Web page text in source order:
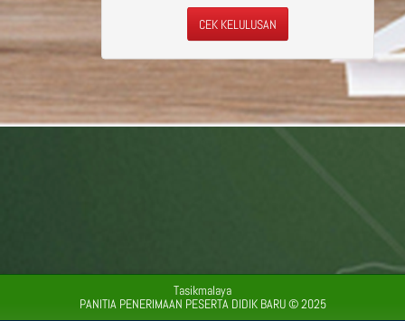
CEK KELULUSAN
Tasikmalaya
PANITIA PENERIMAAN PESERTA DIDIK BARU © 2025